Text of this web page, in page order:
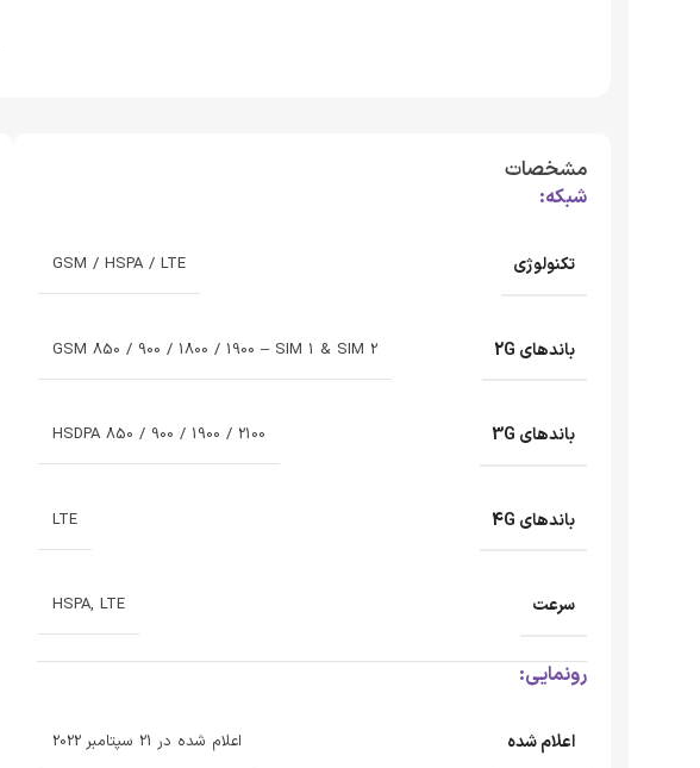
مشخصات
شبکه:
تکنولوژی GSM / HSPA / LTE
باندهای 2G GSM 850 / 900 / 1800 / 1900 – SIM 1 & SIM 2
باندهای 3G HSDPA 850 / 900 / 1900 / 2100
باندهای 4G LTE
سرعت HSPA, LTE
رونمایی:
اعلام شده اعلام شده در 21 سپتامبر 2022